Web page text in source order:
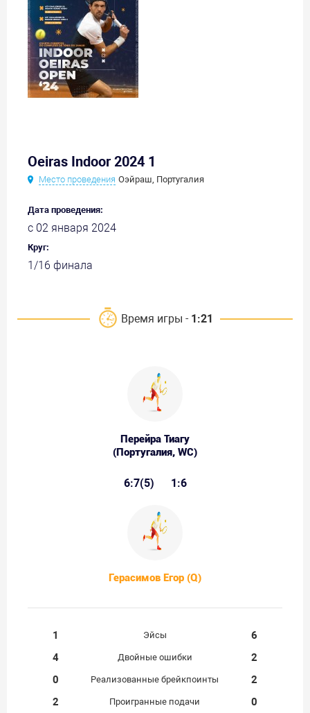
Oeiras Indoor 2024 1
Место проведения Оэйраш, Португалия
Дата проведения:
с 02 января 2024
Круг:
1/16 финала
Время игры - 1:21
Перейра Тиагу
(Португалия, WC)
6:7(5) 1:6
Герасимов Егор (Q)
1 Эйсы
6
4
Двойные ошибки
2
0
Реализованные брейкпоинты
2
2
Проигранные подачи 0